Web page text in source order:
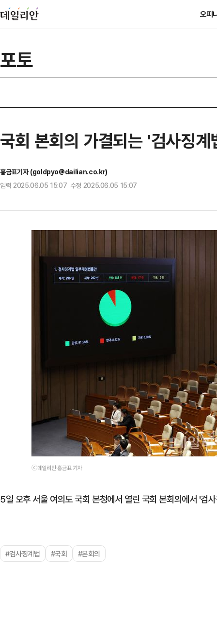
오피
포토
국회 본회의 가결되는 '검사징
홍금표기자 (goldpyo@dailian.co.kr)
입력 2025.06.05 15:07 수정 2025.06.05 15:07
ⓒ데일리안 홍금표 기자
5일 오후 서울 여의도 국회 본청에서 열린 국회 본회의에서 '검
#검사징계법 #국회 #본회의